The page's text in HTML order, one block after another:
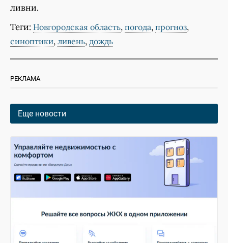
ливни.
Теги: Новгородская область, погода, прогноз,
синоптики, ливень, дождь
РЕКЛАМА
Еще новости